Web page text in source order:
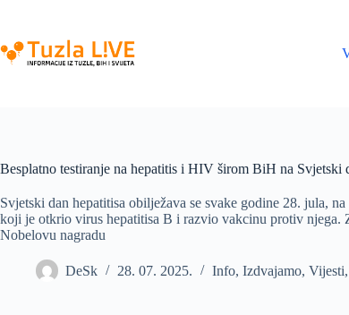
content
Besplatno testiranje na hepatitis i HIV širom BiH na Svjetski
Svjetski dan hepatitisa obilježava se svake godine 28. jula,
koji je otkrio virus hepatitisa B i razvio vakcinu protiv njega.
Nobelovu nagradu
DeSk 28. 07. 2025. Info, Izdvajamo, Vijesti,